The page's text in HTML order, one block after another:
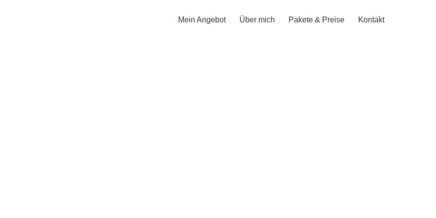
Mein Angebot Über mich Pakete & Preise Kontakt